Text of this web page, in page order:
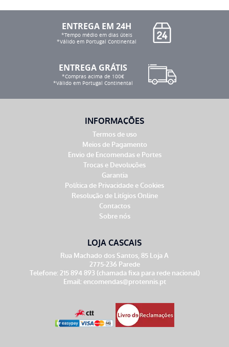
ENTREGA EM 24H
*Tempo médio em dias úteis
*Válido em Portugal Continental
ENTREGA GRÁTIS
*Compras acima de 100€
*Válido em Portugal Continental
INFORMAÇÕES
Termos de uso
Meios de Pagamento
Envio de Encomendas e Portes
Trocas e Devoluções
Garantia
Política de Privacidade e Cookies
Resolução de Litígios Online
Contactos
Sobre nós
LOJA CASCAIS
Rua Machado dos Santos, 85 Loja A
2775-236 Parede
Telefone: 215 894 893 (chamada fixa para rede nacional)
Email: encomendas@protennis.pt